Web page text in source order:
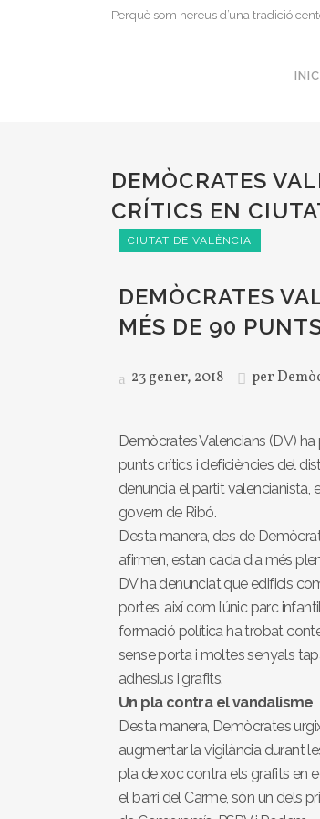
Perquè som hereus d’una tradició
DEMÒCRATES
CRÍTICS EN
CIUTAT DE VALÈNCIA
DEMÒCRATES
MÉS DE 90
23 gener, 2018 per
Demòcrates Valencians (DV)
punts crítics i deficiències del
denuncia el partit valencianista,
govern de Ribó.
D’esta manera, des de
afirmen, estan cada dia més
DV ha denunciat que edificis
portes, així com l’únic parc
formació política ha trobat
sense porta i moltes senyals
adhesius i grafits.
Un pla contra el vandalisme
D’esta manera, Demòcrates
augmentar la vigilància durant
pla de xoc contra els grafits en
el barri del Carme, són un dels